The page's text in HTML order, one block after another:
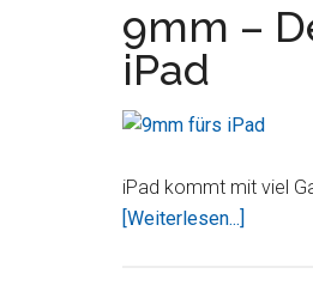
9mm –
iPad
iPad kommt mit viel
[Weiterlesen...]